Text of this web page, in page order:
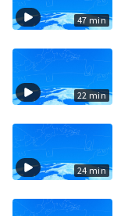
47 min
22 min
24 min